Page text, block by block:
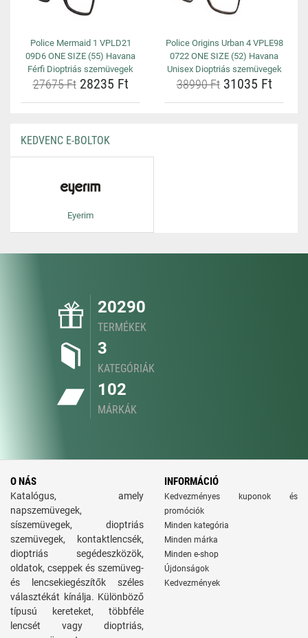
Police Mermaid 1 VPLD21
09D6 ONE SIZE (55) Havana
Férfi Dioptriás szemüvegek
27675 Ft28235 Ft
Police Origins Urban 4 VPLE98
0722 ONE SIZE (52) Havana
Unisex Dioptriás szemüvegek
38990 Ft31035 Ft
KEDVENC E-BOLTOK
Eyerim
20290
TERMÉKEK
3
KATEGÓRIÁK
102
MÁRKÁK
O NÁS
Katalógus, amely
napszemüvegek,
síszemüvegek, dioptriás
szemüvegek, kontaktlencsék,
dioptriás segédeszközök,
oldatok, cseppek és szemüveg-
és lencsekiegészítők széles
választékát kínálja. Különböző
típusú kereteket, többféle
lencsét vagy dioptriás,
INFORMÁCIÓ
Kedvezményes kuponok és
promóciók
Minden kategória
Minden márka
Minden e-shop
Újdonságok
Kedvezmények